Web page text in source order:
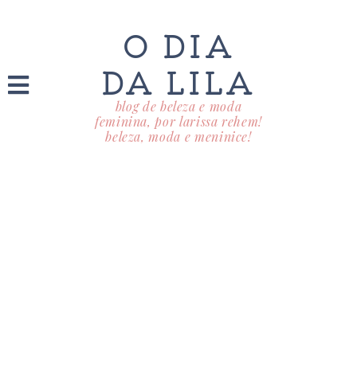
O DIA
DA LILA
blog de beleza e moda
feminina, por larissa rehem!
beleza, moda e meninice!